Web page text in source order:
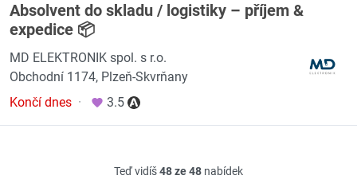
Absolvent do skladu / logistiky – příjem &
expedice 📦
MD ELEKTRONIK spol. s r.o.
Obchodní 1174, Plzeň-Skvrňany
Končí dnes · 3.5
Teď vidíš48 ze 48 nabídek